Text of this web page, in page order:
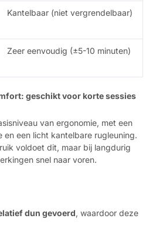
Kantelbaar (niet vergrendelbaar)
Zeer eenvoudig (±5-10 minuten)
geschikt voor korte sessies
van ergonomie, met een
en een licht kantelbare rugleuning.
voldoet dit, maar bij langdurig
snel naar voren.
dun gevoerd, waardoor deze